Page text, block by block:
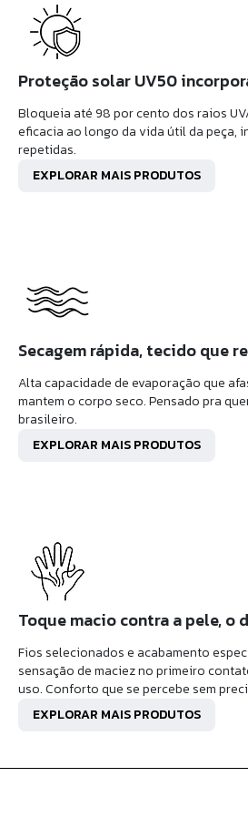
Proteção solar UV50
Bloqueia até 98 por cento dos raios
eficacia ao longo da vida útil da peça,
repetidas.
EXPLORAR MAIS PRODUTOS
Secagem rápida, tecido que
Alta capacidade de evaporação que
mantem o corpo seco. Pensado pra
brasileiro.
EXPLORAR MAIS PRODUTOS
Toque macio contra a pele, o
Fios selecionados e acabamento
sensação de maciez no primeiro
uso. Conforto que se percebe sem
EXPLORAR MAIS PRODUTOS